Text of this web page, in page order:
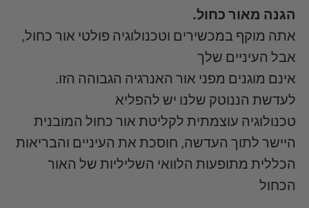
הגנה מאור כחול.
אתה מוקף במכשירים וטכנולוגיה פולטי אור כחול,
אבל העיניים שלך
אינם מוגנים מפני אור האנרגיה הגבוהה הזו.
לעדשת הננוטק שלנו יש להפליא
טכנולוגיה עוצמתית לקליטת אור כחול המובנית
היישר לתוך העדשה, חוסכת את העיניים והבריאות
הכללית מתופעות הלוואי השליליות של האור
הכחול